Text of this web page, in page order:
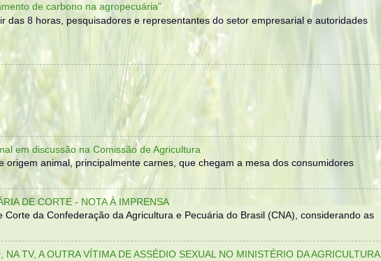
de carbono na agropecuária”
das 8 horas, pesquisadores e representantes do setor empresarial e autoridades
em discussão na Comissão de Agricultura
origem animal, principalmente carnes, que chegam a mesa dos consumidores
DE CORTE - NOTA À IMPRENSA
da Confederação da Agricultura e Pecuária do Brasil (CNA), considerando as
NA TV, A OUTRA VÍTIMA DE ASSÉDIO SEXUAL NO MINISTÉRIO DA AGRICULTURA